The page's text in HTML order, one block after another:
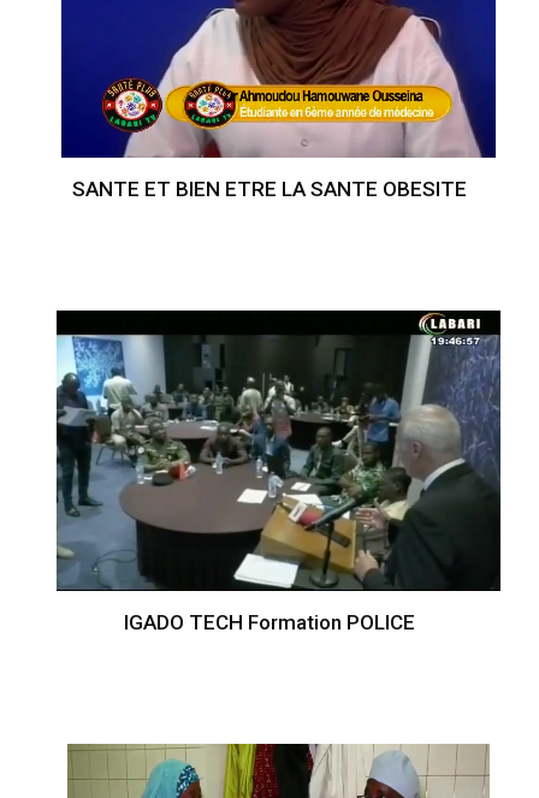
SANTE ET BIEN ETRE LA SANTE OBESITE
IGADO TECH Formation POLICE